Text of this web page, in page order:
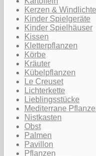
Kerzen &
Kinder Spielgeräte
Kinder Spielhäuser
Kissen
Kletterpflanzen
Körbe
Kräuter
Kübelpflanzen
Le Creuset
Lichterkette
Lieblingsstücke
Mediterrane
Nistkasten
Obst
Palmen
Pavillon
Pflanzen